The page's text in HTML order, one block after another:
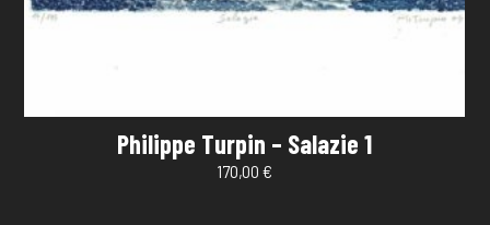
Philippe Turpin – Salazie 1
170,00 €